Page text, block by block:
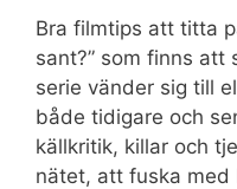
Bra filmtips att titta
sant?” som finns att
serie vänder sig till
både tidigare och
källkritik, killar och
nätet, att fuska med